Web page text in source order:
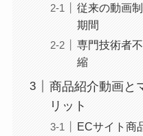
従来の動画
期間
専門技術者
縮
商品紹介動画と
リット
ECサイト商